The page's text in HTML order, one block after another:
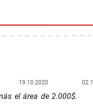
el área de 2.000$.